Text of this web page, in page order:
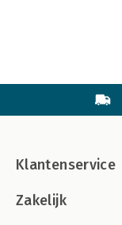
Klantenservice
Zakelijk